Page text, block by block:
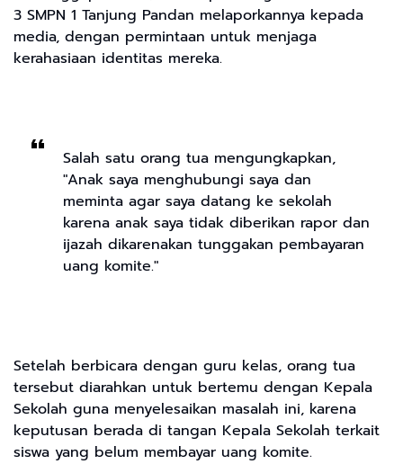
3 SMPN 1 Tanjung Pandan melaporkannya kepada
media, dengan permintaan untuk menjaga
kerahasiaan identitas mereka.
Salah satu orang tua mengungkapkan,
"Anak saya menghubungi saya dan
meminta agar saya datang ke sekolah
karena anak saya tidak diberikan rapor dan
ijazah dikarenakan tunggakan pembayaran
uang komite."
Setelah berbicara dengan guru kelas, orang tua
tersebut diarahkan untuk bertemu dengan Kepala
Sekolah guna menyelesaikan masalah ini, karena
keputusan berada di tangan Kepala Sekolah terkait
siswa yang belum membayar uang komite.